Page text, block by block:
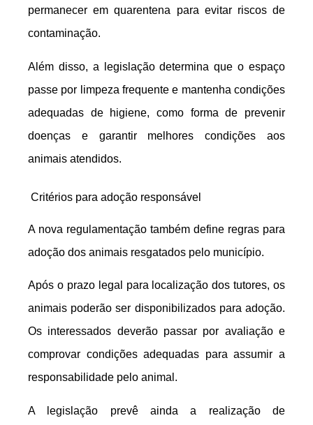
permanecer em quarentena para evitar riscos de
contaminação.
Além disso, a legislação determina que o espaço
passe por limpeza frequente e mantenha condições
adequadas de higiene, como forma de prevenir
doenças e garantir melhores condições aos
animais atendidos.
Critérios para adoção responsável
A nova regulamentação também define regras para
adoção dos animais resgatados pelo município.
Após o prazo legal para localização dos tutores, os
animais poderão ser disponibilizados para adoção.
Os interessados deverão passar por avaliação e
comprovar condições adequadas para assumir a
responsabilidade pelo animal.
A legislação prevê ainda a realização de